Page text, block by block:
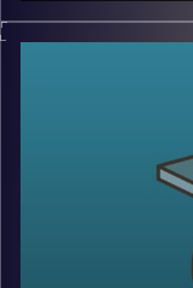
בין ישראל לחמאס לא
במצרי באב אל
שותפה
אלו מבוקשת מכל
של ארצות